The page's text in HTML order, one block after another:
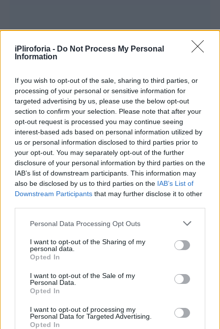
iPliroforia - Do Not Process My Personal
Information
If you wish to opt-out of the sale, sharing to third parties, or
processing of your personal or sensitive information for
targeted advertising by us, please use the below opt-out
section to confirm your selection. Please note that after your
opt-out request is processed you may continue seeing
interest-based ads based on personal information utilized by
us or personal information disclosed to third parties prior to
your opt-out. You may separately opt-out of the further
disclosure of your personal information by third parties on the
IAB’s list of downstream participants. This information may
also be disclosed by us to third parties on the IAB’s List of
Downstream Participants that may further disclose it to other
Personal Data Processing Opt Outs
I want to opt-out of the Sharing of my
personal data.
Opted In
I want to opt-out of the Sale of my
Personal Data.
Opted In
I want to opt-out of processing my
Personal Data for Targeted Advertising.
Opted In
Συνεντεύξεις 18/11/2025
Δήμητρα Δερζέκου: «Λέω τη δική μου
αλήθεια»